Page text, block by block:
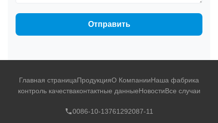
Отправить
Главная страницаПродукцияО КомпанииНаша фабрика
контроль качестваконтактные данныеНовостиВсе случаи
0086-10-13761292087-11